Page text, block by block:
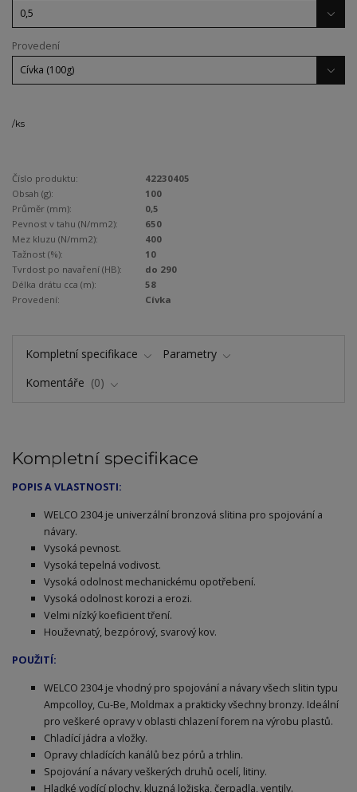
Provedení
/ks
Číslo produktu:
42230405
Obsah (g):
100
Průměr (mm):
0,5
Pevnost v tahu (N/mm2):
650
Mez kluzu (N/mm2):
400
Tažnost (%):
10
Tvrdost po navaření (HB):
do 290
Délka drátu cca (m):
58
Provedení:
Cívka
Kompletní specifikace
Parametry
Komentáře
0
Kompletní specifikace
POPIS A VLASTNOSTI:
WELCO 2304 je univerzální bronzová slitina pro spojování a
návary.
Vysoká pevnost.
Vysoká tepelná vodivost.
Vysoká odolnost mechanickému opotřebení.
Vysoká odolnost korozi a erozi.
Velmi nízký koeficient tření.
Houževnatý, bezpórový, svarový kov.
POUŽITÍ:
WELCO 2304 je vhodný pro spojování a návary všech slitin typu
Ampcolloy, Cu-Be, Moldmax a prakticky všechny bronzy. Ideální
pro veškeré opravy v oblasti chlazení forem na výrobu plastů.
Chladící jádra a vložky.
Opravy chladících kanálů bez pórů a trhlin.
Spojování a návary veškerých druhů ocelí, litiny.
Hladké vodící plochy, kluzná ložiska, čerpadla, ventily.